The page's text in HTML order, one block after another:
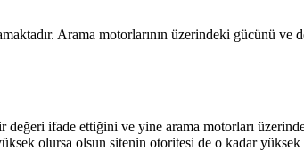
Arama motorlarının üzerindeki gücünü
ifade ettiğini ve yine arama motorları
olursa olsun sitenin otoritesi de o kadar